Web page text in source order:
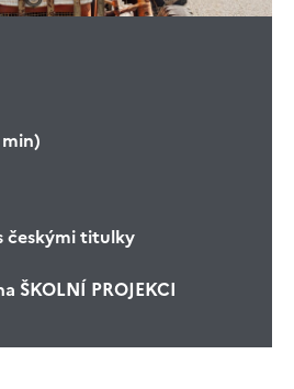
českými titulky
ŠKOLNÍ PROJEKCI